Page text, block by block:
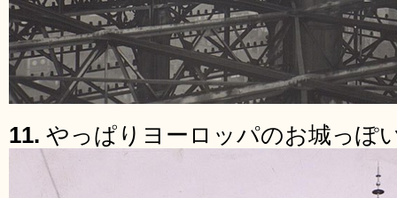
11. やっぱりヨーロッパのお城っぽ